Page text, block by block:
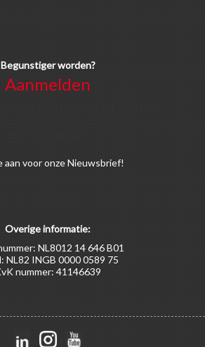
Begunstiger worden?
Aanmelden
aan voor onze Nieuwsbrief!
Overige informatie:
NL8012 14 646 B01
NL82 INGB 0000 0589 75
nummer: 41146639